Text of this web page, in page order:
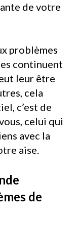
de votre
problèmes
continuent
leur être
cela
c’est de
celui qui
avec la
aise.
de